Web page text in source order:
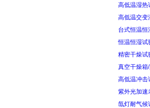
高低温湿热
高低温交变
台式恒温恒
恒温恒湿试
精密干燥试
真空干燥箱
高低温冲击
紫外光加速
氙灯耐气候